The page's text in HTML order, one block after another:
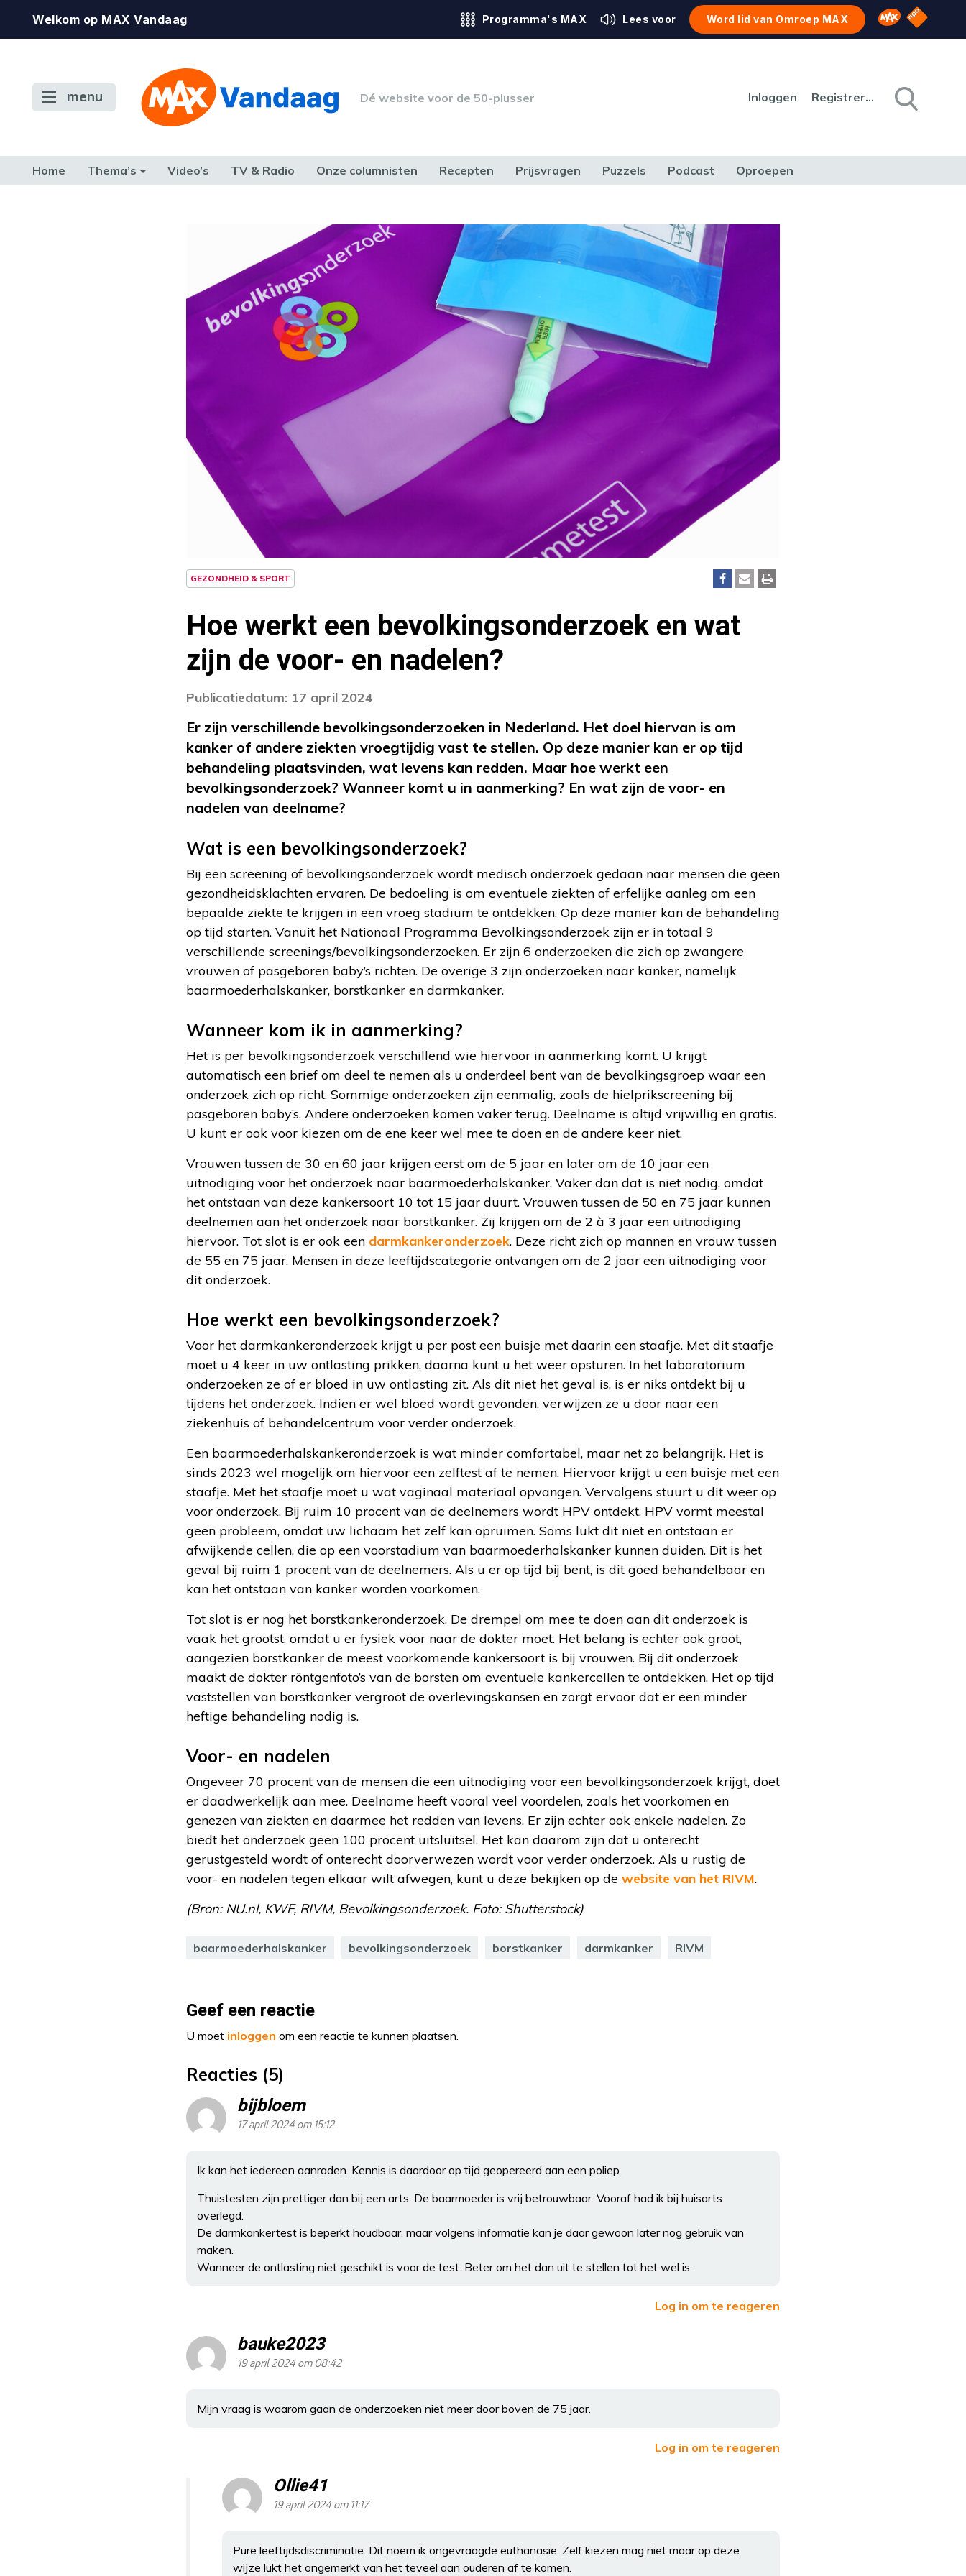
Welkom op MAX Vandaag Programma's MAX Lees voor Word lid van Omroep MAX Omroep MAX
NPO
menu Dé website voor de 50-plusser Inloggen Registreren
Home Thema’s Video’s TV & Radio Onze columnisten Recepten Prijsvragen Puzzels Podcast Oproepen
GEZONDHEID & SPORT
Hoe werkt een bevolkingsonderzoek en wat
zijn de voor- en nadelen?
Publicatiedatum: 17 april 2024
Er zijn verschillende bevolkingsonderzoeken in Nederland. Het doel hiervan is om
kanker of andere ziekten vroegtijdig vast te stellen. Op deze manier kan er op tijd
behandeling plaatsvinden, wat levens kan redden. Maar hoe werkt een
bevolkingsonderzoek? Wanneer komt u in aanmerking? En wat zijn de voor- en
nadelen van deelname?
Wat is een bevolkingsonderzoek?
Bij een screening of bevolkingsonderzoek wordt medisch onderzoek gedaan naar mensen die geen
gezondheidsklachten ervaren. De bedoeling is om eventuele ziekten of erfelijke aanleg om een
bepaalde ziekte te krijgen in een vroeg stadium te ontdekken. Op deze manier kan de behandeling
op tijd starten. Vanuit het Nationaal Programma Bevolkingsonderzoek zijn er in totaal 9
verschillende screenings/bevolkingsonderzoeken. Er zijn 6 onderzoeken die zich op zwangere
vrouwen of pasgeboren baby’s richten. De overige 3 zijn onderzoeken naar kanker, namelijk
baarmoederhalskanker, borstkanker en darmkanker.
Wanneer kom ik in aanmerking?
Het is per bevolkingsonderzoek verschillend wie hiervoor in aanmerking komt. U krijgt
automatisch een brief om deel te nemen als u onderdeel bent van de bevolkingsgroep waar een
onderzoek zich op richt. Sommige onderzoeken zijn eenmalig, zoals de hielprikscreening bij
pasgeboren baby’s. Andere onderzoeken komen vaker terug. Deelname is altijd vrijwillig en gratis.
U kunt er ook voor kiezen om de ene keer wel mee te doen en de andere keer niet.
Vrouwen tussen de 30 en 60 jaar krijgen eerst om de 5 jaar en later om de 10 jaar een
uitnodiging voor het onderzoek naar baarmoederhalskanker. Vaker dan dat is niet nodig, omdat
het ontstaan van deze kankersoort 10 tot 15 jaar duurt. Vrouwen tussen de 50 en 75 jaar kunnen
deelnemen aan het onderzoek naar borstkanker. Zij krijgen om de 2 à 3 jaar een uitnodiging
hiervoor. Tot slot is er ook een darmkankeronderzoek. Deze richt zich op mannen en vrouw tussen
de 55 en 75 jaar. Mensen in deze leeftijdscategorie ontvangen om de 2 jaar een uitnodiging voor
dit onderzoek.
Hoe werkt een bevolkingsonderzoek?
Voor het darmkankeronderzoek krijgt u per post een buisje met daarin een staafje. Met dit staafje
moet u 4 keer in uw ontlasting prikken, daarna kunt u het weer opsturen. In het laboratorium
onderzoeken ze of er bloed in uw ontlasting zit. Als dit niet het geval is, is er niks ontdekt bij u
tijdens het onderzoek. Indien er wel bloed wordt gevonden, verwijzen ze u door naar een
ziekenhuis of behandelcentrum voor verder onderzoek.
Een baarmoederhalskankeronderzoek is wat minder comfortabel, maar net zo belangrijk. Het is
sinds 2023 wel mogelijk om hiervoor een zelftest af te nemen. Hiervoor krijgt u een buisje met een
staafje. Met het staafje moet u wat vaginaal materiaal opvangen. Vervolgens stuurt u dit weer op
voor onderzoek. Bij ruim 10 procent van de deelnemers wordt HPV ontdekt. HPV vormt meestal
geen probleem, omdat uw lichaam het zelf kan opruimen. Soms lukt dit niet en ontstaan er
afwijkende cellen, die op een voorstadium van baarmoederhalskanker kunnen duiden. Dit is het
geval bij ruim 1 procent van de deelnemers. Als u er op tijd bij bent, is dit goed behandelbaar en
kan het ontstaan van kanker worden voorkomen.
Tot slot is er nog het borstkankeronderzoek. De drempel om mee te doen aan dit onderzoek is
vaak het grootst, omdat u er fysiek voor naar de dokter moet. Het belang is echter ook groot,
aangezien borstkanker de meest voorkomende kankersoort is bij vrouwen. Bij dit onderzoek
maakt de dokter röntgenfoto’s van de borsten om eventuele kankercellen te ontdekken. Het op tijd
vaststellen van borstkanker vergroot de overlevingskansen en zorgt ervoor dat er een minder
heftige behandeling nodig is.
Voor- en nadelen
Ongeveer 70 procent van de mensen die een uitnodiging voor een bevolkingsonderzoek krijgt, doet
er daadwerkelijk aan mee. Deelname heeft vooral veel voordelen, zoals het voorkomen en
genezen van ziekten en daarmee het redden van levens. Er zijn echter ook enkele nadelen. Zo
biedt het onderzoek geen 100 procent uitsluitsel. Het kan daarom zijn dat u onterecht
gerustgesteld wordt of onterecht doorverwezen wordt voor verder onderzoek. Als u rustig de
voor- en nadelen tegen elkaar wilt afwegen, kunt u deze bekijken op de website van het RIVM.
(Bron: NU.nl, KWF, RIVM, Bevolkingsonderzoek. Foto: Shutterstock)
baarmoederhalskanker bevolkingsonderzoek borstkanker darmkanker RIVM
Geef een reactie
U moet inloggen om een reactie te kunnen plaatsen.
Reacties (5)
bijbloem
17 april 2024 om 15:12
Ik kan het iedereen aanraden. Kennis is daardoor op tijd geopereerd aan een poliep.
Thuistesten zijn prettiger dan bij een arts. De baarmoeder is vrij betrouwbaar. Vooraf had ik bij huisarts
overlegd.
De darmkankertest is beperkt houdbaar, maar volgens informatie kan je daar gewoon later nog gebruik van
maken.
Wanneer de ontlasting niet geschikt is voor de test. Beter om het dan uit te stellen tot het wel is.
Log in om te reageren
bauke2023
19 april 2024 om 08:42
Mijn vraag is waarom gaan de onderzoeken niet meer door boven de 75 jaar.
Log in om te reageren
Ollie41
19 april 2024 om 11:17
Pure leeftijdsdiscriminatie. Dit noem ik ongevraagde euthanasie. Zelf kiezen mag niet maar op deze
wijze lukt het ongemerkt van het teveel aan ouderen af te komen.